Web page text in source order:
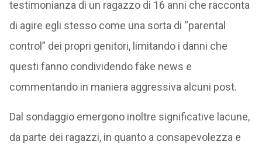
testimonianza di un ragazzo di 16 anni che racconta
di agire egli stesso come una sorta di “parental
control” dei propri genitori, limitando i danni che
questi fanno condividendo fake news e
commentando in maniera aggressiva alcuni post.
Dal sondaggio emergono inoltre significative lacune,
da parte dei ragazzi, in quanto a consapevolezza e